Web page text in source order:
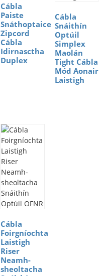
Cábla
Paiste
Snáthoptaice
Zipcord
Cábla
Idirnasctha
Duplex
Cábla
Snáithín
Optúil
Simplex
Maolán
Tight Cábla
Mód Aonair
Laistigh
Cábla
Foirgníochta
Laistigh
Riser
Neamh-
sheoltacha